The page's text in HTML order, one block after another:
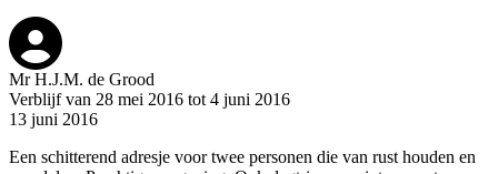
Mr H.J.M. de Grood
Verblijf van 28 mei 2016 tot 4 juni 2016
13 juni 2016
Een schitterend adresje voor twee personen die van rust houden en